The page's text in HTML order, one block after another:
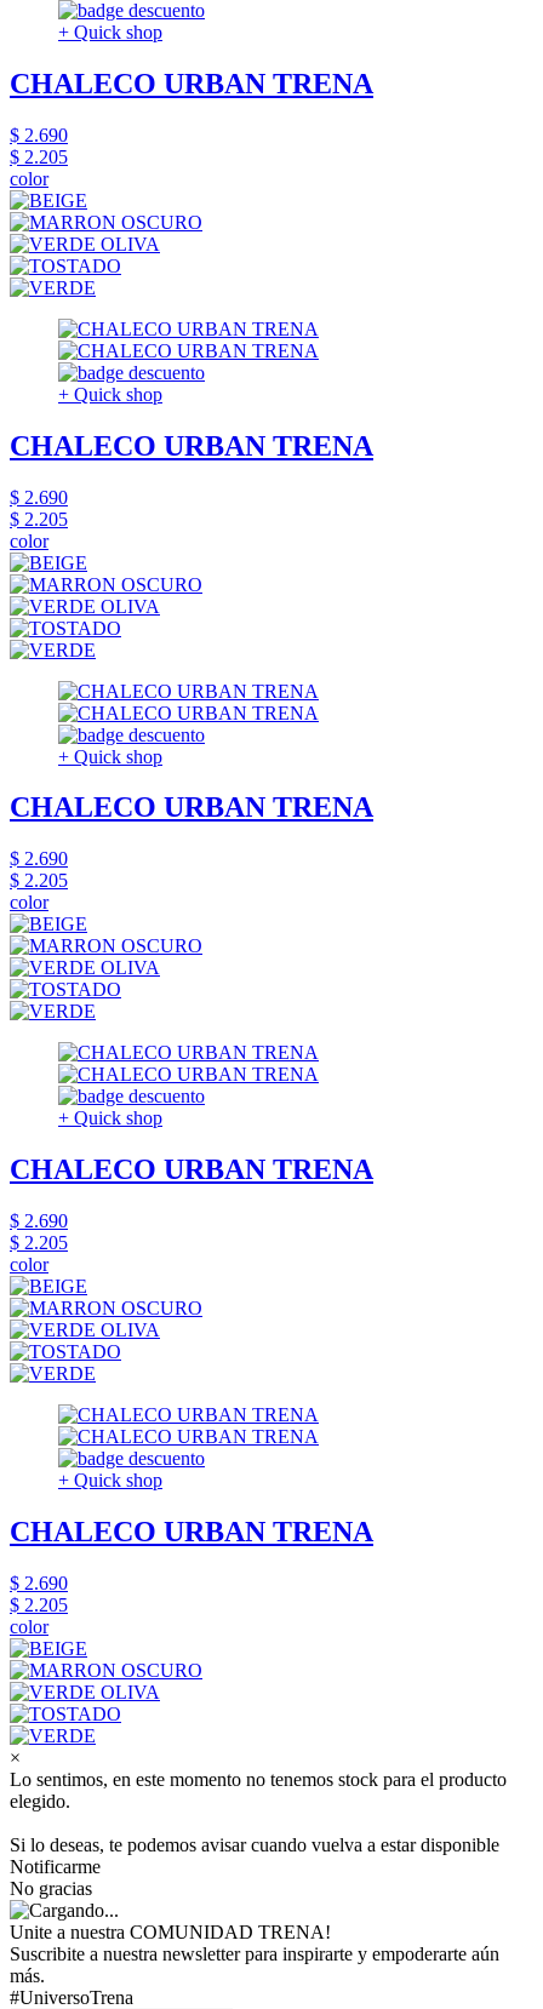
+ Quick shop
CHALECO URBAN TRENA
$ 2.690
$ 2.205
color
+ Quick shop
CHALECO URBAN TRENA
$ 2.690
$ 2.205
color
+ Quick shop
CHALECO URBAN TRENA
$ 2.690
$ 2.205
color
+ Quick shop
CHALECO URBAN TRENA
$ 2.690
$ 2.205
color
+ Quick shop
CHALECO URBAN TRENA
$ 2.690
$ 2.205
color
×
Lo sentimos, en este momento no tenemos stock para el producto
elegido.
Si lo deseas, te podemos avisar cuando vuelva a estar disponible
Notificarme
No gracias
Unite a nuestra COMUNIDAD TRENA!
Suscribite a nuestra newsletter para inspirarte y empoderarte aún
más.
#UniversoTrena